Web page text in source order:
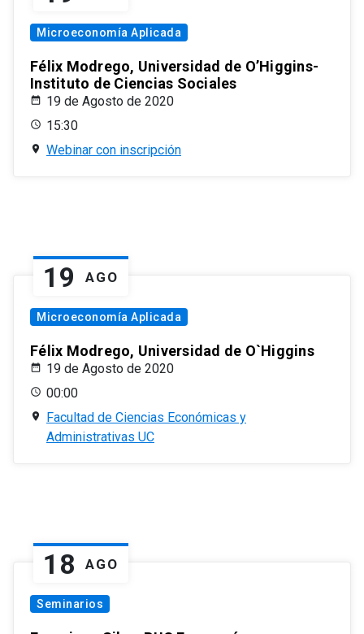
Microeconomía Aplicada
Félix Modrego, Universidad de O’Higgins-
Instituto de Ciencias Sociales
19 de Agosto de 2020
15:30
Webinar con inscripción
19 AGO
Microeconomía Aplicada
Félix Modrego, Universidad de O`Higgins
19 de Agosto de 2020
00:00
Facultad de Ciencias Económicas y
Administrativas UC
18 AGO
Seminarios